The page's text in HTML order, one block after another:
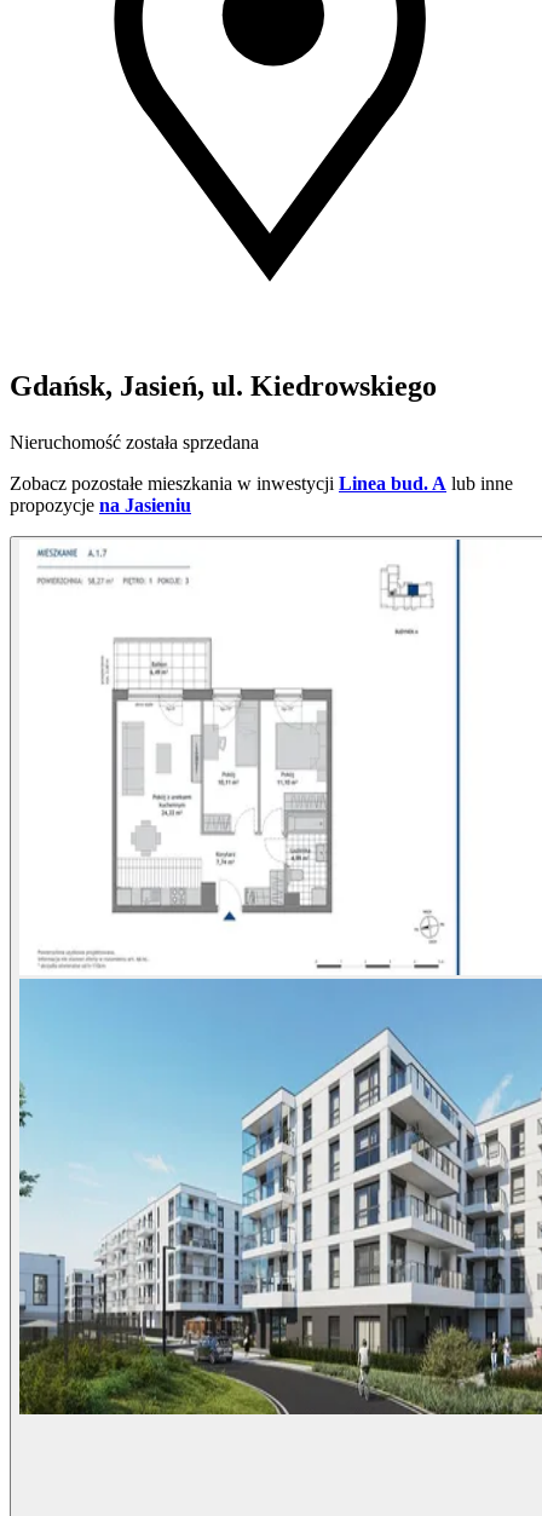
Gdańsk, Jasień, ul. Kiedrowskiego
Nieruchomość została sprzedana
Zobacz pozostałe mieszkania w inwestycji Linea bud. A lub inne
propozycje na Jasieniu